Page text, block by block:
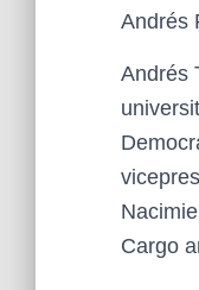
Andrés
Andrés
Cargo